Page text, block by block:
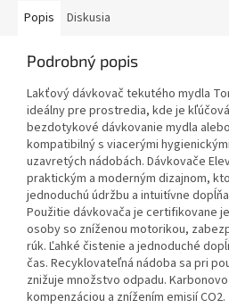
Popis Diskusia
Podrobný popis
Lakťový dávkovač tekutého mydla
ideálny pre prostredia, kde je
bezdotykové dávkovanie mydla
kompatibilný s viacerými
uzavretých nádobách. Dávkovače
praktickým a moderným dizajnom,
jednoduchú údržbu a intuitívne
Použitie dávkovača je certifikovane
osoby so zníženou motorikou,
rúk. Ľahké čistenie a jednoduché
čas. Recyklovateľná nádoba sa pri
znižuje množstvo odpadu.
kompenzáciou a znížením emisií CO2.